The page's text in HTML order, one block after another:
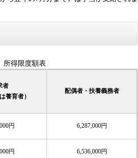
所得限度額表
者
養育者）
配偶者・扶養義務者
円 6,287,000円
円 6,536,000円